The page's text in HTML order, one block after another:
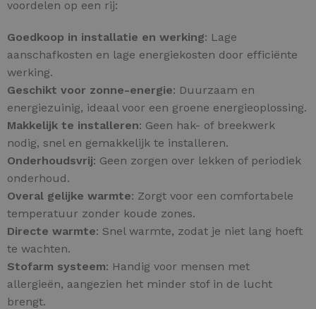
voordelen op een rij:
Goedkoop in installatie en werking: Lage
aanschafkosten en lage energiekosten door efficiënte
werking.
Geschikt voor zonne-energie: Duurzaam en
energiezuinig, ideaal voor een groene energieoplossing.
Makkelijk te installeren: Geen hak- of breekwerk
nodig, snel en gemakkelijk te installeren.
Onderhoudsvrij: Geen zorgen over lekken of periodiek
onderhoud.
Overal gelijke warmte: Zorgt voor een comfortabele
temperatuur zonder koude zones.
Directe warmte: Snel warmte, zodat je niet lang hoeft
te wachten.
Stofarm systeem: Handig voor mensen met
allergieën, aangezien het minder stof in de lucht
brengt.